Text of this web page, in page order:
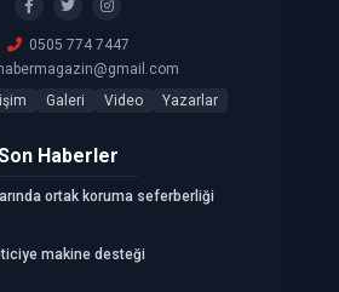
0505 774 7447
Galeri Video Yazarlar
Haberler
ortak koruma seferberliği
makine desteği